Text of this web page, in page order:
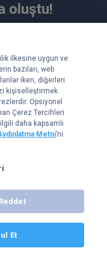
oluştu!
Dön
ilkesine uygun ve
bazıları, web
iken, diğerleri
kişiselleştirmek
Opsiyonel
Çerez Tercihleri
daha kapsamlı
Metni’ni
Et